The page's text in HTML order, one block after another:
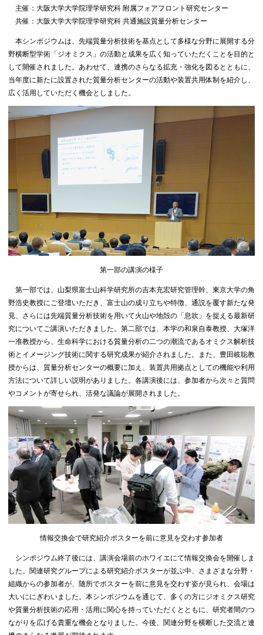
主催：⼤阪⼤学⼤学院理学研究科 附属フォアフロント研究センター
共催：⼤阪⼤学⼤学院理学研究科 共通施設質量分析センター
本シンポジウムは、先端質量分析技術を基点として多様な分野に展開する分
野横断型学術「ジオミクス」の活動と成果を広く知っていただくことを目的と
して開催されました。あわせて、連携のさらなる拡充・強化を図るとともに、
当年度に新たに設置された質量分析センターの活動や装置共用体制を紹介し、
広く活用していただく機会としました。
第一部の講演の様子
第一部では、⼭梨県富⼠⼭科学研究所の吉本充宏研究管理幹、東京⼤学の⾓
野浩史教授にご登壇いただき、富士山の成り立ちや特徴、通説を覆す新たな発
見、さらには先端質量分析技術を用いて火山や地殻の「息吹」を捉える最新研
究についてご講演いただきました。第二部では、本学の和泉⾃泰教授、⼤塚洋
⼀准教授から、⽣命科学における質量分析の二つの潮流であるオミクス解析技
術とイメージング技術に関する研究成果が紹介されました。また、豊⽥岐聡教
授からは、質量分析センターの概要に加え、装置共用拠点としての機能や利用
方法について詳しい説明がありました。各講演後には、参加者から次々と質問
やコメントが寄せられ、活発な議論が展開されました。
情報交換会で研究紹介ポスターを前に意見を交わす参加者
シンポジウム終了後には、講演会場前のホワイエにて情報交換会を開催しま
した。関連研究グループによる研究紹介ポスターが並ぶ中、さまざまな分野・
組織からの参加者が、随所でポスターを前に意見を交わす姿が見られ、会場は
大いににぎわいました。本シンポジウムを通じて、多くの方にジオミクス研究
や質量分析技術の応用・活用に関心を持っていただくとともに、研究者間のつ
ながりを広げる貴重な機会となりました。今後、関連分野を横断した交流と連